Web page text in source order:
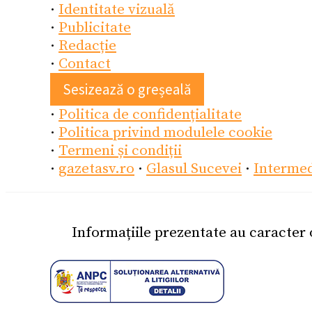
· Identitate vizuală
· Publicitate
· Redacție
· Contact
Sesizează o greșeală
· Politica de confidențialitate
· Politica privind modulele cookie
· Termeni și condiții
· gazetasv.ro · Glasul Sucevei ·
Informațiile prezentate au caracter